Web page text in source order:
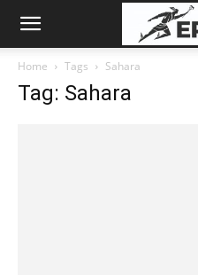
Home Tags Sahara
Tag: Sahara